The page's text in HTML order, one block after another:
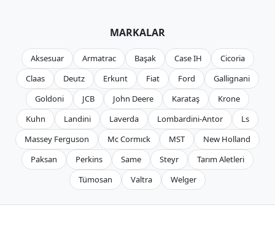
MARKALAR
Aksesuar Armatrac Başak Case IH
Cicoria
Claas
Deutz Erkunt Fiat Ford
Gallignani
Goldoni
JCB John Deere Karataş
Krone
Kuhn
Landini Laverda Lombardini-Antor
Ls
Massey Ferguson
Mc Cormıck MST
New Holland
Paksan
Perkins Same Steyr
Tarım Aletleri
Tümosan
Valtra Welger